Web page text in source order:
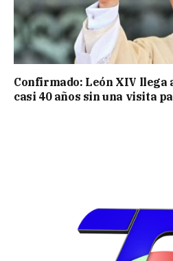
Confirmado: León XIV
casi 40 años sin una visita